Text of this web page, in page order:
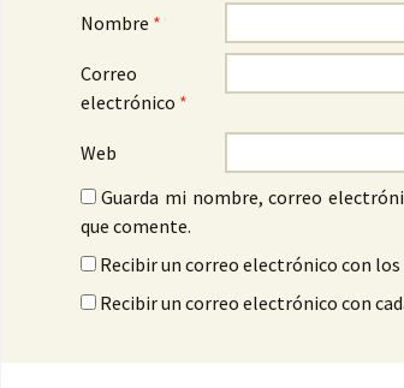
Nombre *
Correo
electrónico *
Web
Guarda mi nombre, correo
que comente.
Recibir un correo electrónico con
Recibir un correo electrónico con